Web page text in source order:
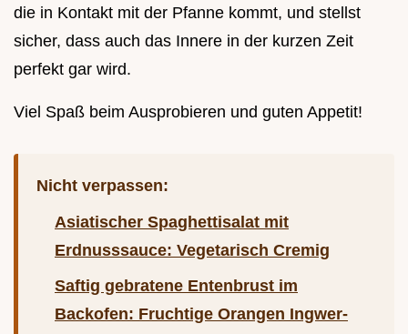
die in Kontakt mit der Pfanne kommt, und stellst
sicher, dass auch das Innere in der kurzen Zeit
perfekt gar wird.
Viel Spaß beim Ausprobieren und guten Appetit!
Nicht verpassen:
Asiatischer Spaghettisalat mit
Erdnusssauce: Vegetarisch Cremig
Saftig gebratene Entenbrust im
Backofen: Fruchtige Orangen Ingwer-